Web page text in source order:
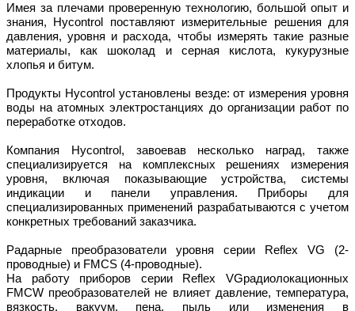
Имея за плечами проверенную технологию, большой опыт и
знания, Hycontrol поставляют измерительные решения для
давления, уровня и расхода, чтобы измерять такие разные
материалы, как шоколад и серная кислота, кукурузные
хлопья и битум.
Продукты Hycontrol установлены везде: от измерения уровня
воды на атомных электростанциях до организации работ по
переработке отходов.
Компания Hycontrol, завоевав несколько наград, также
специализируется на комплексных решениях измерения
уровня, включая показывающие устройства, системы
индикации и панели управления. Приборы для
специализированных применений разрабатываются с учетом
конкретных требований заказчика.
Радарные преобразователи уровня серии Reflex VG (2-
проводные) и FMCS (4-проводные).
На работу приборов серии Reflex VGрадиолокационных
FMCW преобразователей не влияет давление, температура,
вязкость, вакуум, пена, пыль или изменения в